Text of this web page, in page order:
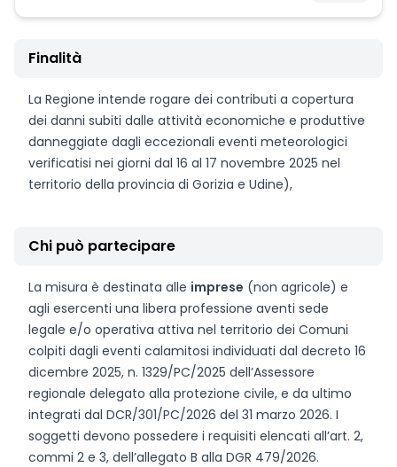
Finalità
La Regione intende rogare dei contributi a copertura
dei danni subiti dalle attività economiche e produttive
danneggiate dagli eccezionali eventi meteorologici
verificatisi nei giorni dal 16 al 17 novembre 2025 nel
territorio della provincia di Gorizia e Udine),
Chi può partecipare
La misura è destinata alle imprese (non agricole) e
agli esercenti una libera professione aventi sede
legale e/o operativa attiva nel territorio dei Comuni
colpiti dagli eventi calamitosi individuati dal decreto 16
dicembre 2025, n. 1329/PC/2025 dell’Assessore
regionale delegato alla protezione civile, e da ultimo
integrati dal DCR/301/PC/2026 del 31 marzo 2026. I
soggetti devono possedere i requisiti elencati all’art. 2,
commi 2 e 3, dell’allegato B alla DGR 479/2026.